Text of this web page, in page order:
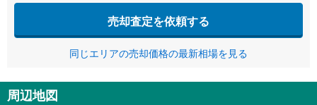
売却査定を依頼する
同じエリアの売却価格の最新相場を見る
周辺地図